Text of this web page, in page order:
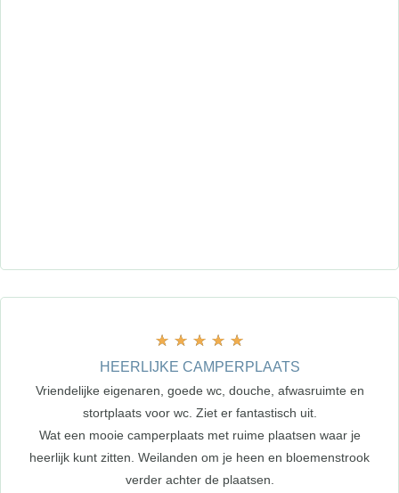
★ ★ ★ ★ ★
HEERLIJKE CAMPERPLAATS
Vriendelijke eigenaren, goede wc, douche, afwasruimte en
stortplaats voor wc. Ziet er fantastisch uit.
Wat een mooie camperplaats met ruime plaatsen waar je
heerlijk kunt zitten. Weilanden om je heen en bloemenstrook
verder achter de plaatsen.